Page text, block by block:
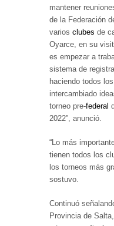
mantener
de la Federación
varios clubes de
Oyarce, en su
es empezar a
sistema de
haciendo todos
intercambiado
torneo pre-federal
2022”, anunció.
“Lo más
tienen todos los
los torneos más
sostuvo.
Continuó
Provincia de